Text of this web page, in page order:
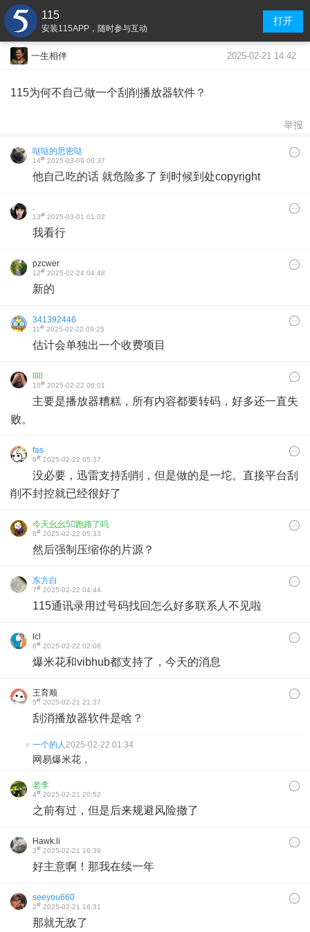
115
安装115APP，随时参与互动
打开
一生相伴 2025-02-21 14:42
115为何不自己做一个刮削播放器软件？
举报
哒哒的思密哒
14# 2025-03-09 00:37
他自己吃的话 就危险多了 到时候到处copyright
.
13# 2025-03-01 01:02
我看行
pzcwer
12# 2025-02-24 04:48
新的
341392446
11# 2025-02-22 09:25
估计会单独出一个收费项目
10# 2025-02-22 06:01
主要是播放器糟糕，所有内容都要转码，好多还一直失
败。
fas
9# 2025-02-22 05:37
没必要，迅雷支持刮削，但是做的是一坨。直接平台刮
削不封控就已经很好了
今天幺幺5⃣️跑路了吗
8# 2025-02-22 05:33
然后强制压缩你的片源？
东方白
7# 2025-02-22 04:44
115通讯录用过号码找回怎么好多联系人不见啦
lcl
6# 2025-02-22 02:08
爆米花和vibhub都支持了，今天的消息
王育顺
5# 2025-02-21 21:37
刮消播放器软件是啥？
一个的人2025-02-22 01:34
网易爆米花，
老李
4# 2025-02-21 20:52
之前有过，但是后来规避风险撤了
Hawk.li
3# 2025-02-21 16:39
好主意啊！那我在续一年
seeyou660
2# 2025-02-21 16:31
那就无敌了